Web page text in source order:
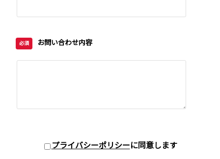
必須 お問い合わせ内容
プライバシーポリシーに同意します